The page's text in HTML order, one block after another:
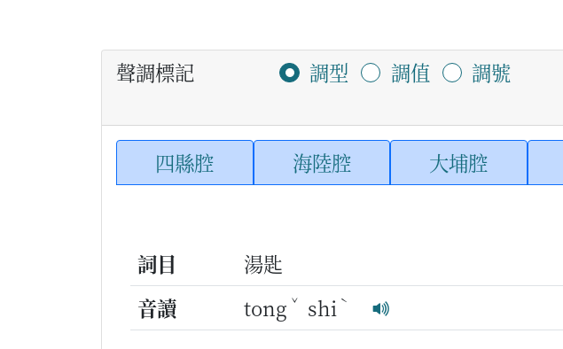
聲調標記 調型 調值 調號
四縣腔 海陸腔 大埔腔
詞目
湯匙
音讀
tong ˇ shi ˋ